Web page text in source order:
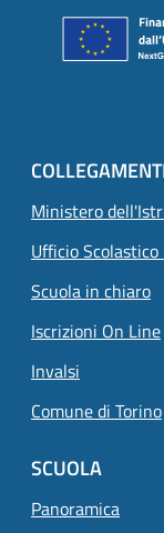
Ministero
Ufficio
Scuola in chiaro
Iscrizioni On Line
Invalsi
Comune di Torino
SCUOLA
Panoramica